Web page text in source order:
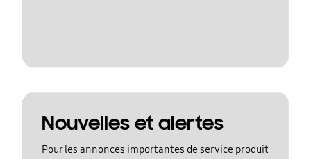
Nouvelles et alertes
Pour les annonces importantes de service produit